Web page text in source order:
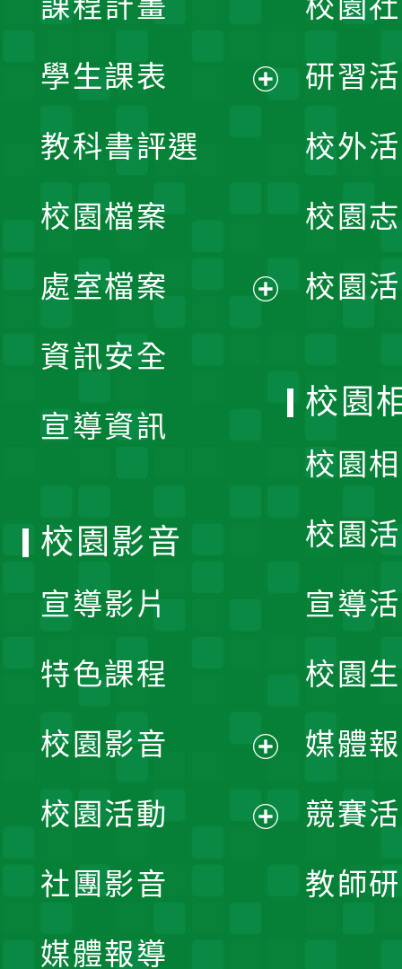
課程計畫
學生課表
單
教科書評選
校園檔案
處室檔案
資訊安全
宣導資訊
校園
研習
校外
校園
校園
校園
校園
校園
宣導
校園
媒體
競賽
教師
校園影音
宣導影片
特色課程
校園影音
開
校園活動
社團影音
媒體報導